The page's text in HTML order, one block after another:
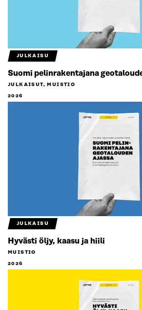
JULKAISU
Suomi pelinrakentajana
JULKAISUT, MUISTIO
2026
JULKAISU
Hyvästi öljy, kaasu ja hiili
MUISTIO
2026